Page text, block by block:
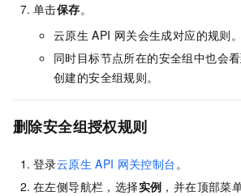
单击保存。
云原生 API 网关会生成对应的规则。
同时目标节点所在的安全组中也会
创建的安全组规则。
删除安全组授权规则
登录云原生 API 网关控制台。
在左侧导航栏，选择实例 ，并在顶部菜